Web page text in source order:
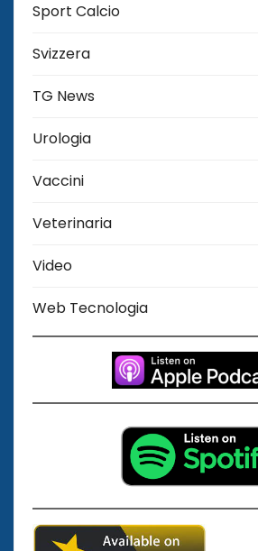
Sport Calcio
Svizzera
TG News
Urologia
Vaccini
Veterinaria
Video
Web Tecnologia